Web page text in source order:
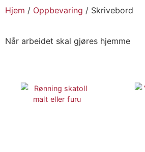
Hjem / Oppbevaring / Skrivebord
Når arbeidet skal gjøres hjemme